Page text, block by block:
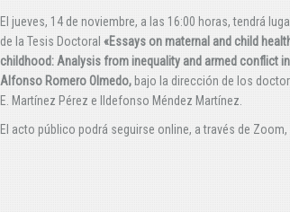
El jueves, 14 de noviembre, a las 16:00 horas, tendrá
de la Tesis Doctoral «Essays on maternal and child
childhood: Analysis from inequality and armed conflict
Alfonso Romero Olmedo, bajo la dirección de los
E. Martínez Pérez e Ildefonso Méndez Martínez.
El acto público podrá seguirse online, a través de